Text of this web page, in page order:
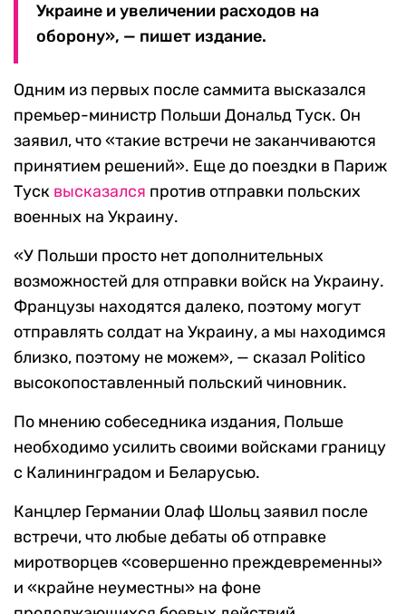
Украине и увеличении расходов на
оборону», — пишет издание.
Одним из первых после саммита высказался
премьер-министр Польши Дональд Туск. Он
заявил, что «такие встречи не заканчиваются
принятием решений». Еще до поездки в Париж
Туск высказался против отправки польских
военных на Украину.
«У Польши просто нет дополнительных
возможностей для отправки войск на Украину.
Французы находятся далеко, поэтому могут
отправлять солдат на Украину, а мы находимся
близко, поэтому не можем», — сказал Politico
высокопоставленный польский чиновник.
По мнению собеседника издания, Польше
необходимо усилить своими войсками границу
с Калининградом и Беларусью.
Канцлер Германии Олаф Шольц заявил после
встречи, что любые дебаты об отправке
миротворцев «совершенно преждевременны»
и «крайне неуместны» на фоне